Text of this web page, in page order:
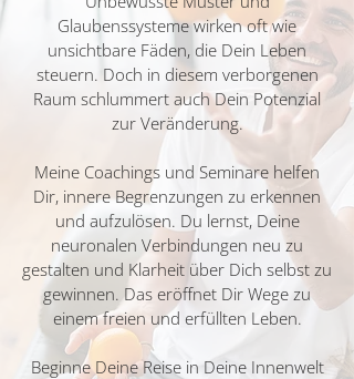
Glaubenssysteme wirken oft wie
unsichtbare Fäden, die Dein Leben
steuern. Doch in diesem verborgenen
Raum schlummert auch Dein Potenzial
zur Veränderung.
Meine Coachings und Seminare helfen
Dir, innere Begrenzungen zu erkennen
und aufzulösen. Du lernst, Deine
neuronalen Verbindungen neu zu
gestalten und Klarheit über Dich selbst zu
gewinnen. Das eröffnet Dir Wege zu
einem freien und erfüllten Leben.
Beginne Deine Reise in Deine Innenwelt